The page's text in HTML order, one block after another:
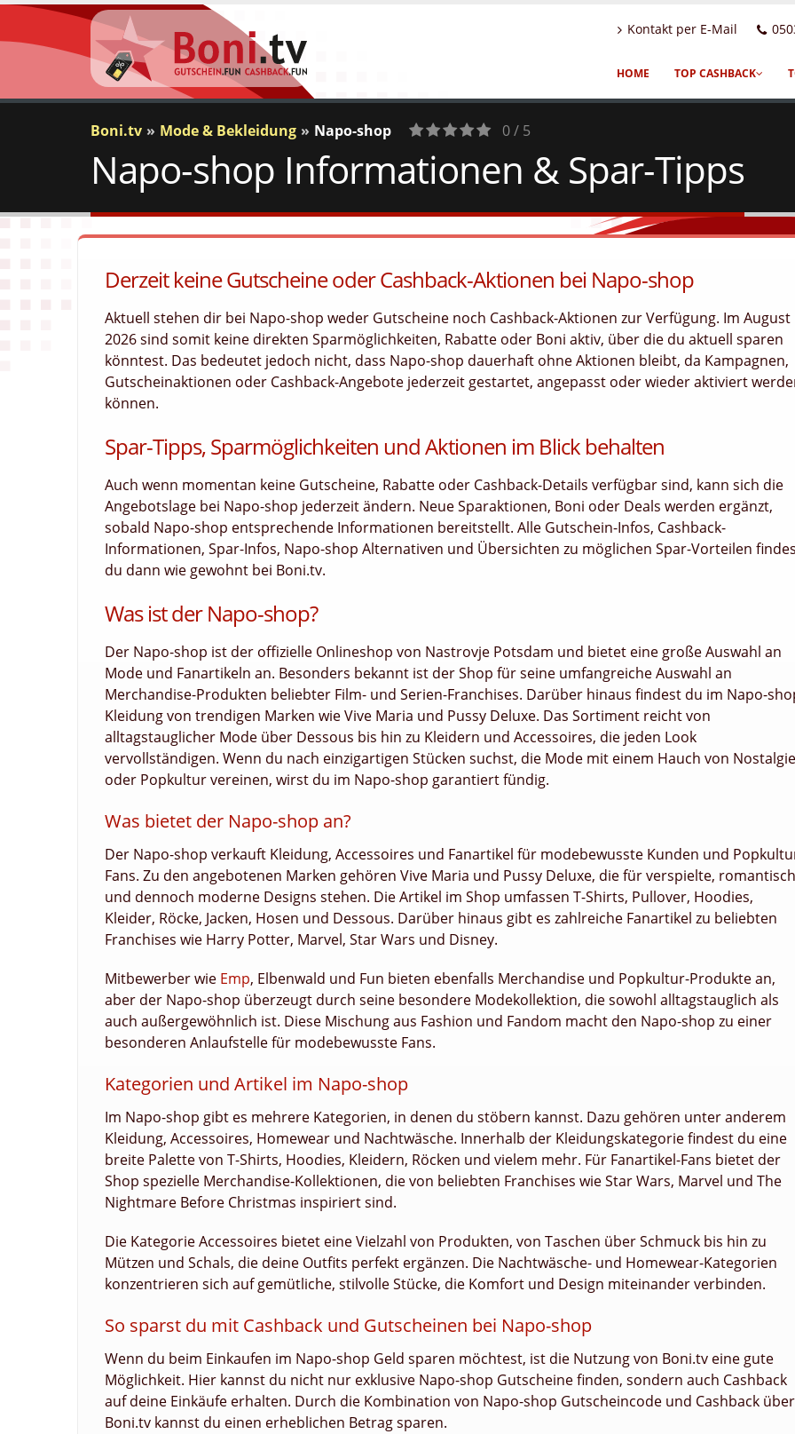
Kontakt per E-Mail
HOME TOP CASHBACK
Boni.tv Mode & Bekleidung Napo-shop
Votes
0 / 5
Napo-shop Informationen & Spar-Tipps
Derzeit keine Gutscheine oder Cashback-Aktionen bei Napo-shop
Aktuell stehen dir bei Napo-shop weder Gutscheine noch Cashback-Aktionen zur Verfügung. Im August
2026 sind somit keine direkten Sparmöglichkeiten, Rabatte oder Boni aktiv, über die du aktuell sparen
könntest. Das bedeutet jedoch nicht, dass Napo-shop dauerhaft ohne Aktionen bleibt, da Kampagnen,
Gutscheinaktionen oder Cashback-Angebote jederzeit gestartet, angepasst oder wieder aktiviert
können.
Spar-Tipps, Sparmöglichkeiten und Aktionen im Blick behalten
Auch wenn momentan keine Gutscheine, Rabatte oder Cashback-Details verfügbar sind, kann sich die
Angebotslage bei Napo-shop jederzeit ändern. Neue Sparaktionen, Boni oder Deals werden ergänzt,
sobald Napo-shop entsprechende Informationen bereitstellt. Alle Gutschein-Infos, Cashback-
Informationen, Spar-Infos, Napo-shop Alternativen und Übersichten zu möglichen Spar-Vorteilen
du dann wie gewohnt bei Boni.tv.
Was ist der Napo-shop?
Der Napo-shop ist der offizielle Onlineshop von Nastrovje Potsdam und bietet eine große Auswahl an
Mode und Fanartikeln an. Besonders bekannt ist der Shop für seine umfangreiche Auswahl an
Merchandise-Produkten beliebter Film- und Serien-Franchises. Darüber hinaus findest du im Napo-
Kleidung von trendigen Marken wie Vive Maria und Pussy Deluxe. Das Sortiment reicht von
alltagstauglicher Mode über Dessous bis hin zu Kleidern und Accessoires, die jeden Look
vervollständigen. Wenn du nach einzigartigen Stücken suchst, die Mode mit einem Hauch von Nostalgie
oder Popkultur vereinen, wirst du im Napo-shop garantiert fündig.
Was bietet der Napo-shop an?
Der Napo-shop verkauft Kleidung, Accessoires und Fanartikel für modebewusste Kunden und
Fans. Zu den angebotenen Marken gehören Vive Maria und Pussy Deluxe, die für verspielte,
und dennoch moderne Designs stehen. Die Artikel im Shop umfassen T-Shirts, Pullover, Hoodies,
Kleider, Röcke, Jacken, Hosen und Dessous. Darüber hinaus gibt es zahlreiche Fanartikel zu beliebten
Franchises wie Harry Potter, Marvel, Star Wars und Disney.
Mitbewerber wie Emp, Elbenwald und Fun bieten ebenfalls Merchandise und Popkultur-Produkte an,
aber der Napo-shop überzeugt durch seine besondere Modekollektion, die sowohl alltagstauglich als
auch außergewöhnlich ist. Diese Mischung aus Fashion und Fandom macht den Napo-shop zu einer
besonderen Anlaufstelle für modebewusste Fans.
Kategorien und Artikel im Napo-shop
Im Napo-shop gibt es mehrere Kategorien, in denen du stöbern kannst. Dazu gehören unter anderem
Kleidung, Accessoires, Homewear und Nachtwäsche. Innerhalb der Kleidungskategorie findest du eine
breite Palette von T-Shirts, Hoodies, Kleidern, Röcken und vielem mehr. Für Fanartikel-Fans bietet der
Shop spezielle Merchandise-Kollektionen, die von beliebten Franchises wie Star Wars, Marvel und The
Nightmare Before Christmas inspiriert sind.
Die Kategorie Accessoires bietet eine Vielzahl von Produkten, von Taschen über Schmuck bis hin zu
Mützen und Schals, die deine Outfits perfekt ergänzen. Die Nachtwäsche- und Homewear-Kategorien
konzentrieren sich auf gemütliche, stilvolle Stücke, die Komfort und Design miteinander verbinden.
So sparst du mit Cashback und Gutscheinen bei Napo-shop
Wenn du beim Einkaufen im Napo-shop Geld sparen möchtest, ist die Nutzung von Boni.tv eine gute
Möglichkeit. Hier kannst du nicht nur exklusive Napo-shop Gutscheine finden, sondern auch Cashback
auf deine Einkäufe erhalten. Durch die Kombination von Napo-shop Gutscheincode und Cashback über
Boni.tv kannst du einen erheblichen Betrag sparen.